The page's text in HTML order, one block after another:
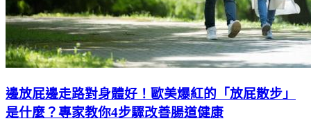
邊放屁邊走路對身體好！歐美爆紅的「放屁散步」
是什麼？專家教你4步驟改善腸道健康